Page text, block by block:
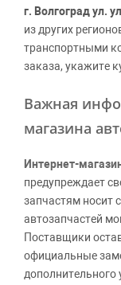
г. Волгоград ул.
из других
транспортными
заказа, укажите
Важная
магазина
Интернет-
предупреждает
запчастям носит
автозапчастей
Поставщики
официальные